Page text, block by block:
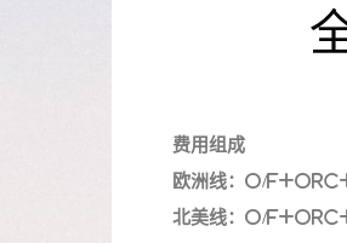
费用组成
欧洲线：O/
北美线：O/